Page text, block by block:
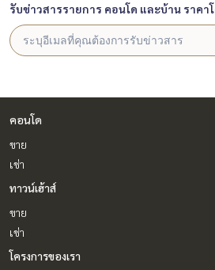
รับข่าวสารรายการ คอนโด และบ้าน ราคา
คอนโด
ขาย
เช่า
ทาวน์เฮ้าส์
ขาย
เช่า
โครงการของเรา